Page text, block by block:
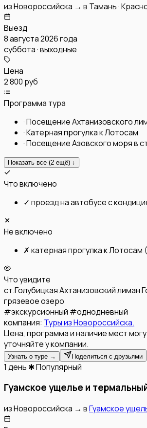
изНовороссийска → в Тамань·
Выезд
8 августа 2026 года
суббота · выходные
Цена
2 800 руб
Программа тура
·Посещение Ахтанизовского
·Катерная прогулка к Лотосам
·Посещение Азовского моря в
Показать все (2 ещё) ↓
Что включено
✓ проезд на автобусе с
Не включено
✗ катерная прогулка к Лотосам
Что увидите
ст.ГолубицкаяАхтанизовский лиман
грязевое озеро
#экскурсионный #однодневный
компания: Туры из Новороссийска.
Цена, программа и наличие мест
уточняйте у компании.
Узнать о туре → Поделиться с друзьями
1 день ✱ Популярный
Гуамское ущелье и
изНовороссийска → вГуамское